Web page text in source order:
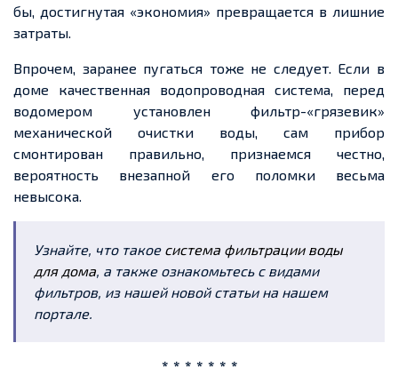
бы, достигнутая «экономия» превращается в лишние
затраты.
Впрочем, заранее пугаться тоже не следует. Если в
доме качественная водопроводная система, перед
водомером установлен фильтр-«грязевик»
механической очистки воды, сам прибор
смонтирован правильно, признаемся честно,
вероятность внезапной его поломки весьма
невысока.
Узнайте, что такое система фильтрации воды
для дома, а также ознакомьтесь с видами
фильтров, из нашей новой статьи на нашем
портале.
* * * * * * *